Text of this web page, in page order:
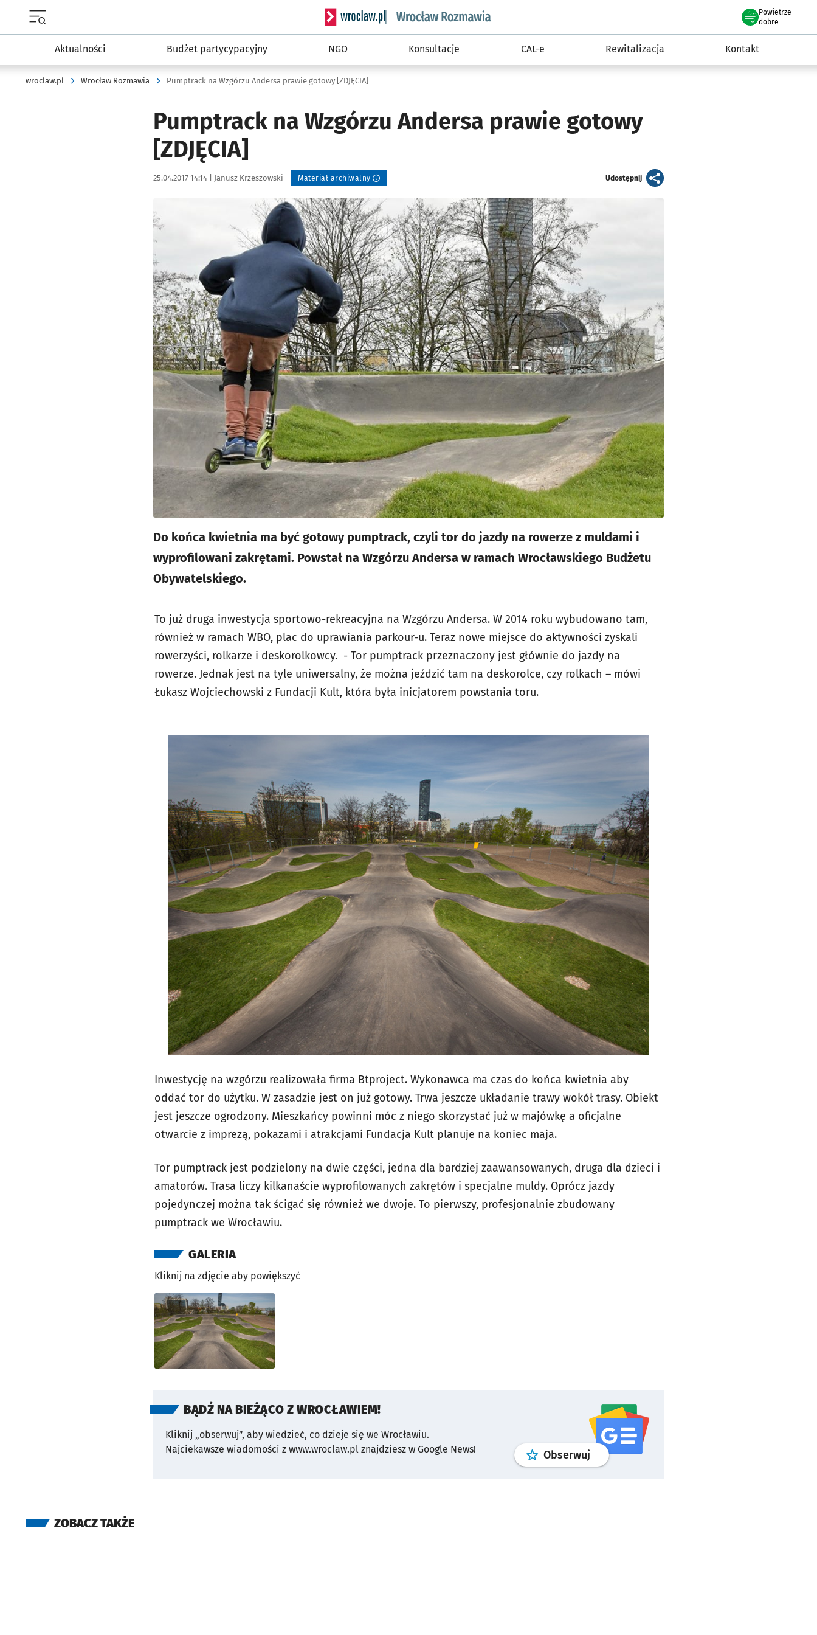
Serwis informacyjny wroclaw.pl podserwis: Rozmawia
Powietrze
we Wrocławiu
dobre
Aktualności Budżet partycypacyjny NGO Konsultacje CAL-e Rewitalizacja Kontakt
wroclaw.pl Wrocław Rozmawia Pumptrack na Wzgórzu Andersa prawie gotowy [ZDJĘCIA]
Pumptrack na Wzgórzu Andersa prawie gotowy
[ZDJĘCIA]
Data publikacji:
25.04.2017 14:14 | Autor:
Janusz Krzeszowski Materiał archiwalny Udostępnijartykuł
Do końca kwietnia ma być gotowy pumptrack, czyli tor do jazdy na rowerze z muldami i
wyprofilowani zakrętami. Powstał na Wzgórzu Andersa w ramach Wrocławskiego Budżetu
Obywatelskiego.
To już druga inwestycja sportowo-rekreacyjna na Wzgórzu Andersa. W 2014 roku wybudowano tam,
również w ramach WBO, plac do uprawiania parkour-u. Teraz nowe miejsce do aktywności zyskali
rowerzyści, rolkarze i deskorolkowcy. - Tor pumptrack przeznaczony jest głównie do jazdy na
rowerze. Jednak jest na tyle uniwersalny, że można jeździć tam na deskorolce, czy rolkach – mówi
Łukasz Wojciechowski z Fundacji Kult, która była inicjatorem powstania toru.
Inwestycję na wzgórzu realizowała firma Btproject. Wykonawca ma czas do końca kwietnia aby
oddać tor do użytku. W zasadzie jest on już gotowy. Trwa jeszcze układanie trawy wokół trasy. Obiekt
jest jeszcze ogrodzony. Mieszkańcy powinni móc z niego skorzystać już w majówkę a oficjalne
otwarcie z imprezą, pokazami i atrakcjami Fundacja Kult planuje na koniec maja.
Tor pumptrack jest podzielony na dwie części, jedna dla bardziej zaawansowanych, druga dla dzieci i
amatorów. Trasa liczy kilkanaście wyprofilowanych zakrętów i specjalne muldy. Oprócz jazdy
pojedynczej można tak ścigać się również we dwoje. To pierwszy, profesjonalnie zbudowany
pumptrack we Wrocławiu.
GALERIA
Kliknij na zdjęcie aby powiększyć
BĄDŹ NA BIEŻĄCO Z WROCŁAWIEM!
Kliknij „obserwuj”, aby wiedzieć, co dzieje się we Wrocławiu.
Najciekawsze wiadomości z www.wroclaw.pl znajdziesz w Google News!
Obserwuj profilgoogle news
ZOBACZ TAKŻE